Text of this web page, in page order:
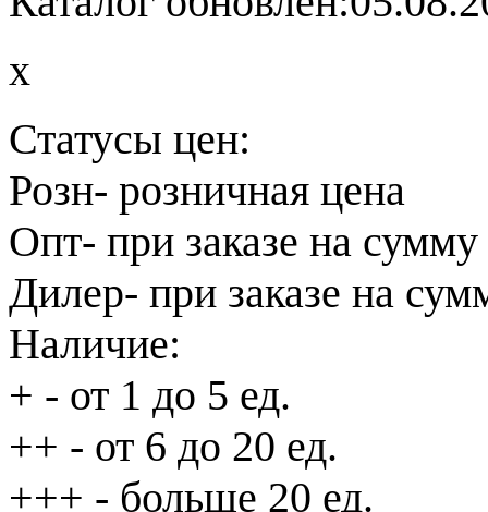
x
Статусы цен:
Розн- розничная цена
Опт- при заказе на
Дилер- при заказе на
Наличие:
+ - от 1 до 5 ед.
++ - от 6 до 20 ед.
+++ - больше 20 ед.